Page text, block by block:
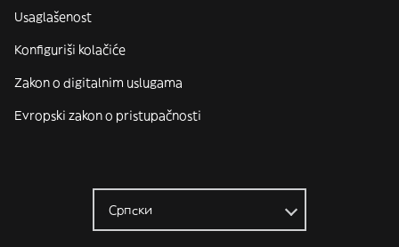
Usaglašenost
Konfiguriši kolačiće
Zakon o digitalnim uslugama
Evropski zakon o pristupačnosti